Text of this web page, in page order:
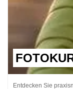
Entdecken Sie